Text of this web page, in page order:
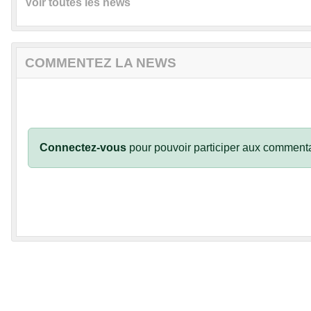
Voir toutes les news
COMMENTEZ LA NEWS
Connectez-vous pour pouvoir participer aux